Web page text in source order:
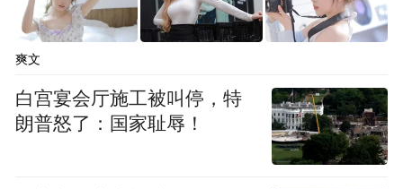
自己配音水平的关键时代来临了。但她觉得
这个行业不会消亡，也感谢大家能来参加这
个论坛，一起来拥抱配音世界的过去、曾经
和未来。
《重新认识配音》是姜广涛演讲的题目。他
爽文
白宫宴会厅施工被叫停，特
朗普怒了：国家耻辱！